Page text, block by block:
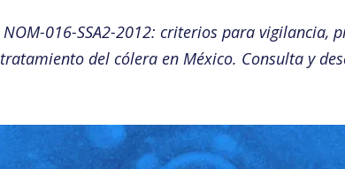
NOM-016-SSA2-2012: criterios para vigilancia,
tratamiento del cólera en México. Consulta y